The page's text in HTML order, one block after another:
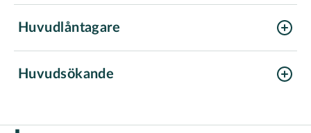
Huvudlåntagare
Huvudsökande